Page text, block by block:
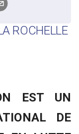
ROCHELLE
EST UN
DE